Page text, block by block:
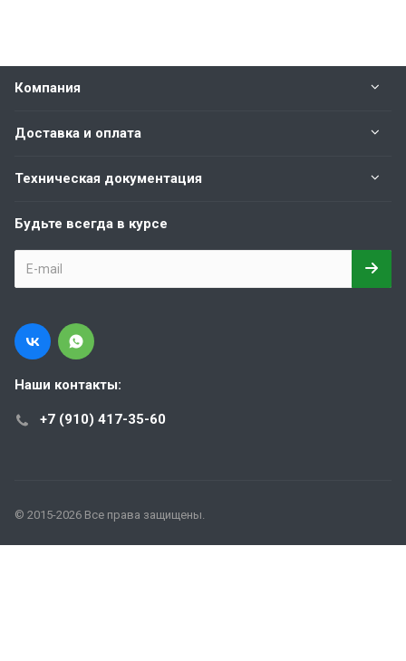
Компания
Доставка и оплата
Техническая документация
Будьте всегда в курсе
Наши контакты:
+7 (910) 417-35-60
© 2015-2026 Все права защищены.